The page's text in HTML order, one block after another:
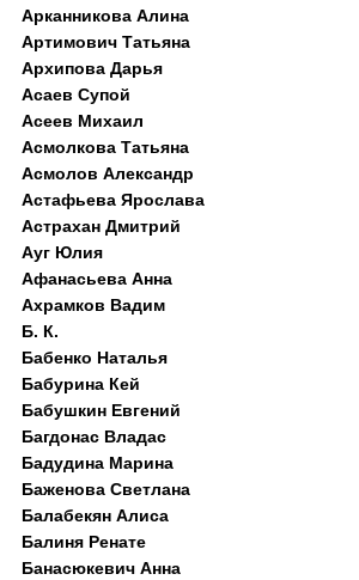
Арканникова Алина
Артимович Татьяна
Архипова Дарья
Асаев Супой
Асеев Михаил
Асмолкова Татьяна
Асмолов Александр
Астафьева Ярослава
Астрахан Дмитрий
Ауг Юлия
Афанасьева Анна
Ахрамков Вадим
Б. К.
Бабенко Наталья
Бабурина Кей
Бабушкин Евгений
Багдонас Владас
Бадудина Марина
Баженова Светлана
Балабекян Алиса
Балиня Ренате
Банасюкевич Анна